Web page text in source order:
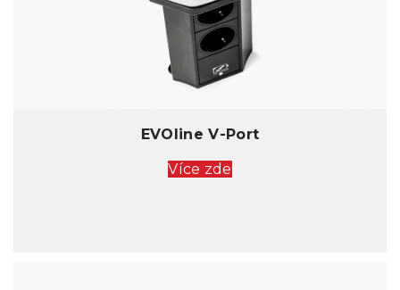
EVOline V-Port
Více zde